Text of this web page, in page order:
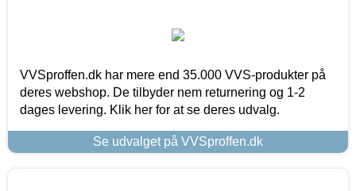
VVSproffen.dk har mere end 35.000 VVS-produkter på
deres webshop. De tilbyder nem returnering og 1-2
dages levering. Klik her for at se deres udvalg.
Se udvalget på VVSproffen.dk